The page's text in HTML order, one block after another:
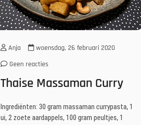
Anja
woensdag, 26 februari 2020
Geen reacties
Thaise Massaman Curry
Ingrediënten: 30 gram massaman currypasta, 1
ui, 2 zoete aardappels, 100 gram peultjes, 1